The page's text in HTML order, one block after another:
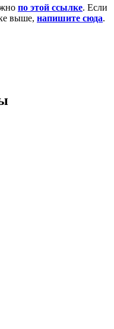
по этой ссылке. Если
выше, напишите сюда.